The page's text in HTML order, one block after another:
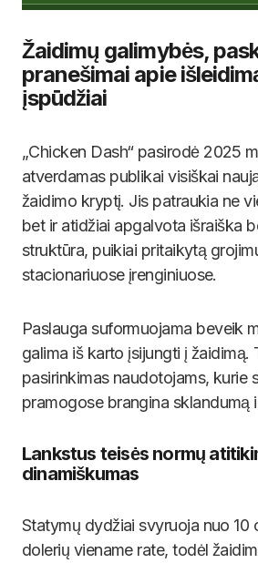
Žaidimų galimybės,
pranešimai apie
įspūdžiai
„Chicken Dash“ pasirodė 2025
atverdamas publikai visiškai
žaidimo kryptį. Jis patraukia ne
bet ir atidžiai apgalvota išraiška
struktūra, puikiai pritaikytą
stacionariuose įrenginiuose.
Paslauga suformuojama beveik
galima iš karto įsijungti į žaidimą.
pasirinkimas naudotojams, kurie
pramogose brangina sklandumą
Lankstus teisės normų
dinamiškumas
Statymų dydžiai svyruoja nuo 10
dolerių viename rate, todėl